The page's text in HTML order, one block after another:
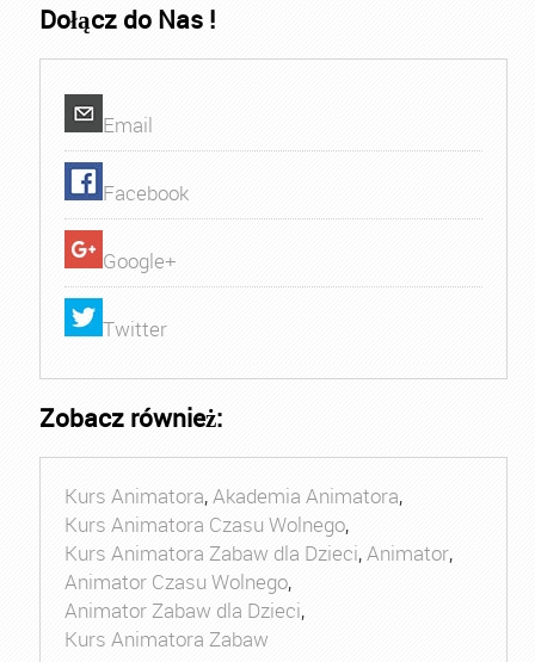
Dołącz do Nas !
Email
Facebook
Google+
Twitter
Zobacz również:
Kurs Animatora,Akademia Animatora,
Kurs Animatora Czasu Wolnego,
Kurs Animatora Zabaw dla Dzieci,Animator,
Animator Czasu Wolnego,
Animator Zabaw dla Dzieci,
Kurs Animatora Zabaw